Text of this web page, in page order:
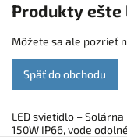
Produkty
Môžete sa ale pozrieť
Späť do obchodu
LED svietidlo –
150W IP66, vode